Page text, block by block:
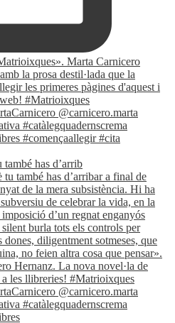
has d’arrib